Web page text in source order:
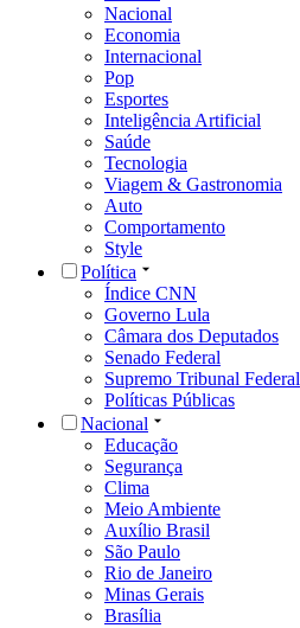
Nacional
Economia
Internacional
Pop
Esportes
Inteligência Artificial
Saúde
Tecnologia
Viagem & Gastronomia
Auto
Comportamento
Style
Política
Índice CNN
Governo Lula
Câmara dos Deputados
Senado Federal
Supremo Tribunal Federal
Políticas Públicas
Nacional
Educação
Segurança
Clima
Meio Ambiente
Auxílio Brasil
São Paulo
Rio de Janeiro
Minas Gerais
Brasília